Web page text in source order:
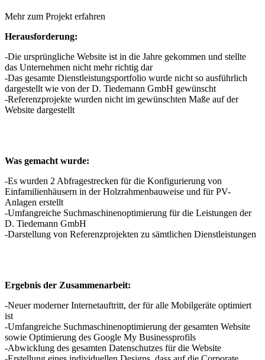
Mehr zum Projekt erfahren
Herausforderung:
-Die ursprüngliche Website ist in die Jahre gekommen und stellte
das Unternehmen nicht mehr richtig dar
-Das gesamte Dienstleistungsportfolio wurde nicht so ausführlich
dargestellt wie von der D. Tiedemann GmbH gewünscht
-Referenzprojekte wurden nicht im gewünschten Maße auf der
Website dargestellt
Was gemacht wurde:
-Es wurden 2 Abfragestrecken für die Konfigurierung von
Einfamilienhäusern in der Holzrahmenbauweise und für PV-
Anlagen erstellt
-Umfangreiche Suchmaschinenoptimierung für die Leistungen der
D. Tiedemann GmbH
-Darstellung von Referenzprojekten zu sämtlichen Dienstleistungen
Ergebnis der Zusammenarbeit:
-Neuer moderner Internetauftritt, der für alle Mobilgeräte optimiert
ist
-Umfangreiche Suchmaschinenoptimierung der gesamten Website
sowie Optimierung des Google My Businessprofils
-Abwicklung des gesamten Datenschutzes für die Website